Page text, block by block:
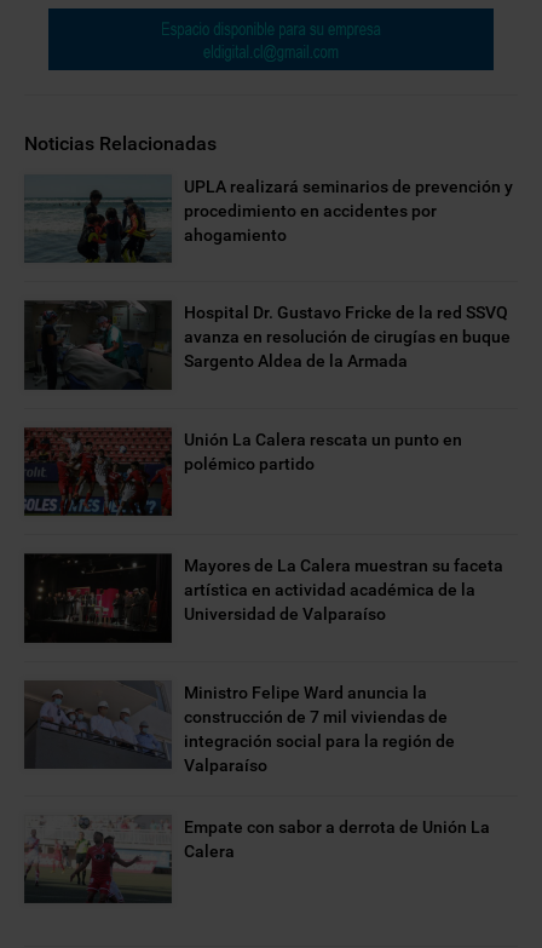
Noticias Relacionadas
UPLA realizará seminarios de prevención y
procedimiento en accidentes por
ahogamiento
Hospital Dr. Gustavo Fricke de la red SSVQ
avanza en resolución de cirugías en buque
Sargento Aldea de la Armada
Unión La Calera rescata un punto en
polémico partido
Mayores de La Calera muestran su faceta
artística en actividad académica de la
Universidad de Valparaíso
Ministro Felipe Ward anuncia la
construcción de 7 mil viviendas de
integración social para la región de
Valparaíso
Empate con sabor a derrota de Unión La
Calera